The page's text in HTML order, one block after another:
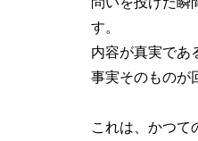
す。
内容が真実であ
事実そのものが
これは、かつて